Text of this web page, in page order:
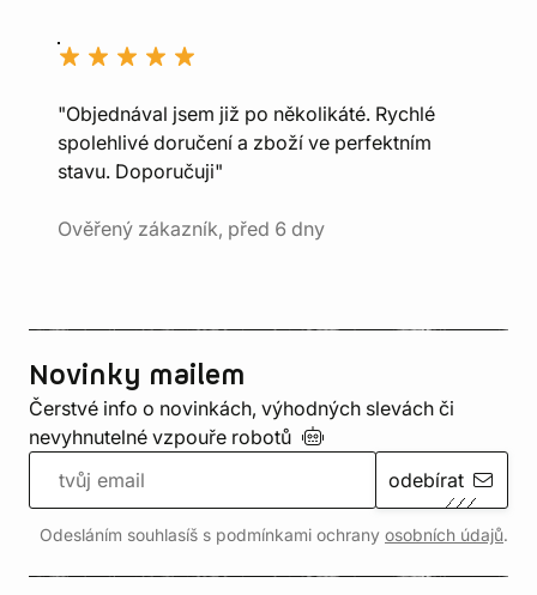
"Objednával jsem již po několikáté. Rychlé
spolehlivé doručení a zboží ve perfektním
stavu. Doporučuji"
Ověřený zákazník, před 6 dny
Novinky mailem
Čerstvé info o novinkách, výhodných slevách či
nevyhnutelné vzpouře robotů
odebírat
Odesláním souhlasíš s podmínkami ochrany osobních údajů.